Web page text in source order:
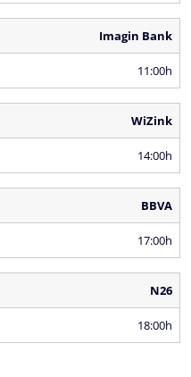
Imagin Bank
11:00h
WiZink
14:00h
BBVA
17:00h
N26
18:00h